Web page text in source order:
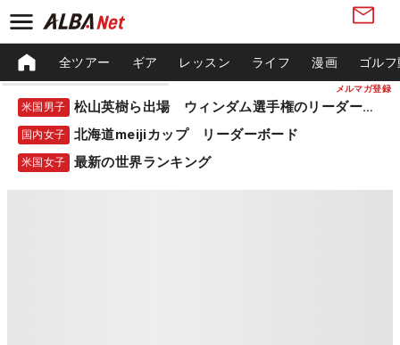
メルマガ登録
全ツアー ギア レッスン ライフ 漫画 ゴル
米国男子 松山英樹ら出場 ウィンダム選手権のリーダーボード
国内女子 北海道meijiカップ リーダーボード
米国女子 最新の世界ランキング